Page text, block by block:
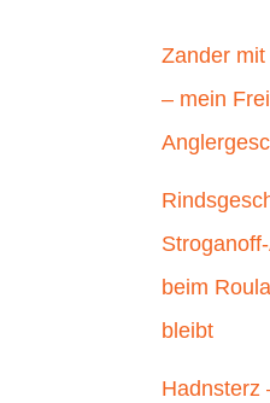
Zander
– mein
beim
bleibt
Hadnsterz